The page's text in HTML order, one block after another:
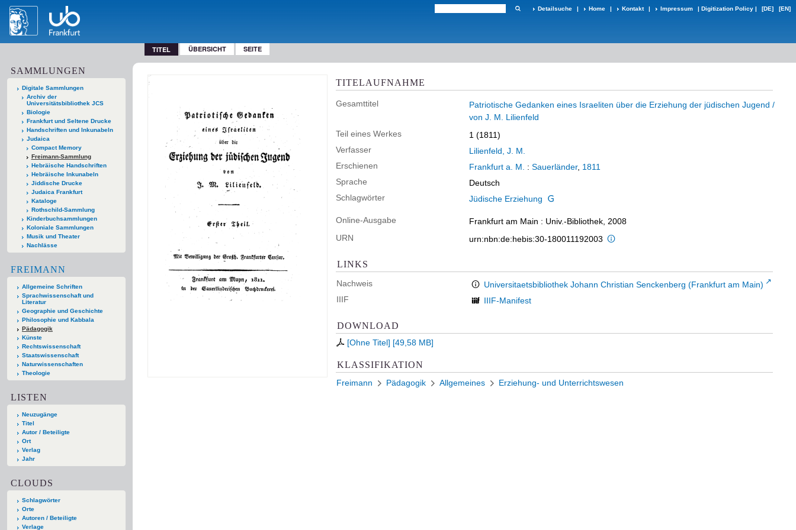
Detailsuche | Home | Kontakt | Impressum | Digitization Policy | [DE] [EN]
TITEL ÜBERSICHT SEITE
SAMMLUNGEN
Digitale Sammlungen
Archiv der
Universitätsbibliothek JCS
Biologie
Frankfurt und Seltene Drucke
Handschriften und Inkunabeln
Judaica
Compact Memory
Freimann-Sammlung
Hebräische Handschriften
Hebräische Inkunabeln
Jiddische Drucke
Judaica Frankfurt
Kataloge
Rothschild-Sammlung
Kinderbuchsammlungen
Koloniale Sammlungen
Musik und Theater
Nachlässe
FREIMANN
Allgemeine Schriften
Sprachwissenschaft und
Literatur
Geographie und Geschichte
Philosophie und Kabbala
Pädagogik
Künste
Rechtswissenschaft
Staatswissenschaft
Naturwissenschaften
Theologie
LISTEN
Neuzugänge
Titel
Autor / Beteiligte
Ort
Verlag
Jahr
CLOUDS
Schlagwörter
Orte
Autoren / Beteiligte
Verlage
TITELAUFNAHME
Gesamttitel
Patriotische Gedanken eines Israeliten über die Erziehung der jüdischen Jugend /
von J. M. Lilienfeld
Teil eines Werkes
1 (1811)
Verfasser
Lilienfeld, J. M.
Erschienen
Frankfurt a. M. : Sauerländer, 1811
Sprache
Deutsch
Schlagwörter
Jüdische Erziehung
Online-Ausgabe
Frankfurt am Main : Univ.-Bibliothek, 2008
URN
urn:nbn:de:hebis:30-180011192003
LINKS
Nachweis
Universitaetsbibliothek Johann Christian Senckenberg (Frankfurt am Main)
IIIF
IIIF-Manifest
DOWNLOAD
[Ohne Titel] [49,58 MB]
KLASSIFIKATION
Freimann Pädagogik Allgemeines Erziehung- und Unterrichtswesen